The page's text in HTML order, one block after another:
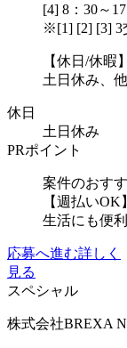
[4] 8：30～
※[1] [2] [3] 3
【休日/休暇】
土日休み、
休日
土日休み
PRポイント
案件のおす
【週払い
生活にも便
応募へ進む詳しく
見る
スペシャル
株式会社BREXA